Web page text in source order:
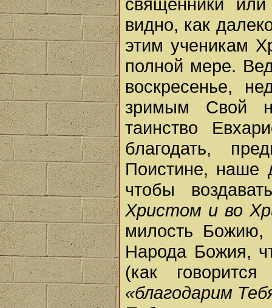
видно, как
этим ученикам
полной мере.
воскресенье,
зримым Свой
таинство
благодать,
Поистине, наше
чтобы
Христом и во
милость Божию,
Народа Божия,
(как
«благодарим